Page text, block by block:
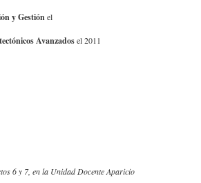
y Gestiónel
Avanzadosel 2011
6 y 7, en la Unidad Docente Aparicio